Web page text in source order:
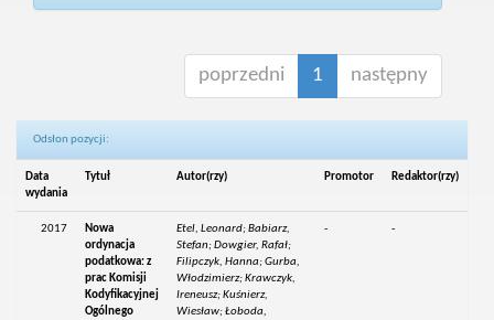
poprzedni 1 następny
Odsłon pozycji:
Data
wydania
Tytuł Autor(rzy) Promotor Redaktor(rzy)
2017
Nowa
ordynacja
podatkowa: z
prac Komisji
Kodyfikacyjnej
Ogólnego
Etel, Leonard; Babiarz,
Stefan; Dowgier, Rafał;
Filipczyk, Hanna; Gurba,
Włodzimierz; Krawczyk,
Ireneusz; Kuśnierz,
Wiesław; Łoboda,
- -